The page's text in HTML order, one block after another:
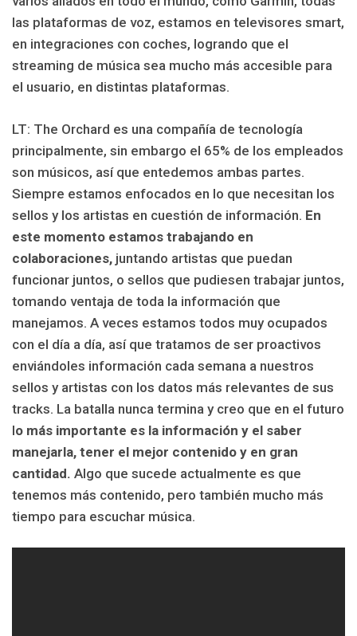
las plataformas de voz, estamos en televisores smart,
en integraciones con coches, logrando que el
streaming de música sea mucho más accesible para
el usuario, en distintas plataformas.
LT: The Orchard es una compañía de tecnología
principalmente, sin embargo el 65% de los empleados
son músicos, así que entedemos ambas partes.
Siempre estamos enfocados en lo que necesitan los
sellos y los artistas en cuestión de información. En
este momento estamos trabajando en
colaboraciones, juntando artistas que puedan
funcionar juntos, o sellos que pudiesen trabajar juntos,
tomando ventaja de toda la información que
manejamos. A veces estamos todos muy ocupados
con el día a día, así que tratamos de ser proactivos
enviándoles información cada semana a nuestros
sellos y artistas con los datos más relevantes de sus
tracks. La batalla nunca termina y creo que en el futuro
lo más importante es la información y el saber
manejarla, tener el mejor contenido y en gran
cantidad. Algo que sucede actualmente es que
tenemos más contenido, pero también mucho más
tiempo para escuchar música.